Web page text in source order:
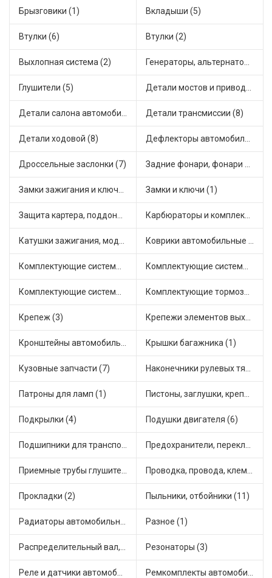
Брызговики (1) Вкладыши (5)
Втулки (6) Втулки (2)
Выхлопная система (2) Генераторы, альтернаторы и комплектующие (8)
Глушители (5) Детали мостов и привода трансмиссии (12)
Детали салона автомобиля (3) Детали трансмиссии (8)
Детали ходовой (8) Дефлекторы автомобильные (1)
Дроссельные заслонки (7) Задние фонари, фонари видимости (1)
Замки зажигания и ключи (3) Замки и ключи (1)
Защита картера, поддона, КПП (1) Карбюраторы и комплектующие (1)
Катушки зажигания, модули зажигания (16) Коврики автомобильные (1)
Комплектующие системы выпуска отработавших газов (3) Комплектующие системы отопления (4)
Комплектующие системы питания (4) Комплектующие тормозной системы (2)
Крепеж (3) Крепежи элементов выхлопной системы (6)
Кронштейны автомобильные (1) Крышки багажника (1)
Кузовные запчасти (7) Наконечники рулевых тяг (10)
Патроны для ламп (1) Пистоны, заглушки, крепежные элементы (1)
Подкрылки (4) Подушки двигателя (6)
Подшипники для транспорта (7) Предохранители, переключатели, кнопки автомобильные (17)
Приемные трубы глушителя (1) Проводка, провода, клеммы и разъемы (7)
Прокладки (2) Пыльники, отбойники (11)
Радиаторы автомобильные (4) Разное (1)
Распределительный вал, шестерни распределительного (4) Резонаторы (3)
Реле и датчики автомобильные (35) Ремкомплекты автомобильные (4)